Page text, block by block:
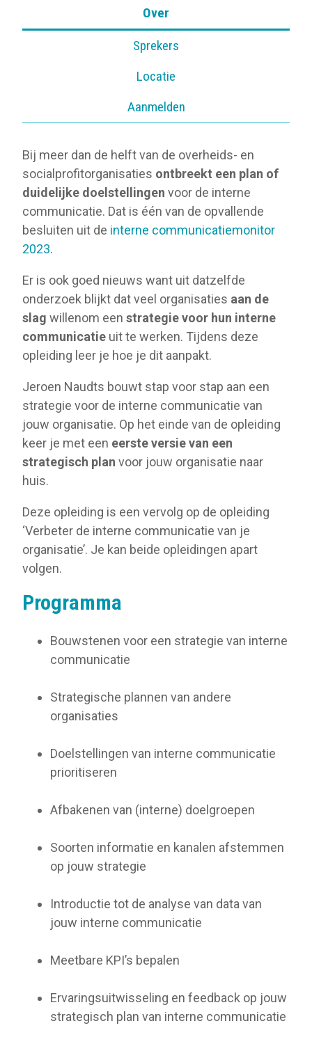
Over
Sprekers
Locatie
Aanmelden
Bij meer dan de helft van de overheids- en
socialprofitorganisaties ontbreekt een plan of
duidelijke doelstellingen voor de interne
communicatie. Dat is één van de opvallende
besluiten uit de interne communicatiemonitor
2023.
Er is ook goed nieuws want uit datzelfde
onderzoek blijkt dat veel organisaties aan de
slag willenom een strategie voor hun interne
communicatie uit te werken. Tijdens deze
opleiding leer je hoe je dit aanpakt.
Jeroen Naudts bouwt stap voor stap aan een
strategie voor de interne communicatie van
jouw organisatie. Op het einde van de opleiding
keer je met een eerste versie van een
strategisch plan voor jouw organisatie naar
huis.
Deze opleiding is een vervolg op de opleiding
‘Verbeter de interne communicatie van je
organisatie’. Je kan beide opleidingen apart
volgen.
Programma
Bouwstenen voor een strategie van interne
communicatie
Strategische plannen van andere
organisaties
Doelstellingen van interne communicatie
prioritiseren
Afbakenen van (interne) doelgroepen
Soorten informatie en kanalen afstemmen
op jouw strategie
Introductie tot de analyse van data van
jouw interne communicatie
Meetbare KPI’s bepalen
Ervaringsuitwisseling en feedback op jouw
strategisch plan van interne communicatie